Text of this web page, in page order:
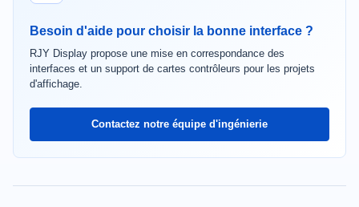
Besoin d'aide pour choisir la bonne interface ?
RJY Display propose une mise en correspondance des
interfaces et un support de cartes contrôleurs pour les projets
d'affichage.
Contactez notre équipe d'ingénierie